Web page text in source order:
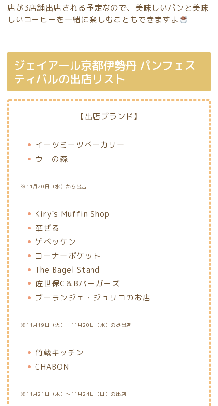
店が3店舗出店される予定なので、美味しいパンと美味
しいコーヒーを一緒に楽しむこともできますよ
ジェイアール京都伊勢丹 パンフェス
ティバルの出店リスト
【出店ブランド】
イーツミーツベーカリー
ウーの森
※11月20日（水）から出店
Kiry’s Muffin Shop
華ぜる
ゲベッケン
コーナーポケット
The Bagel Stand
佐世保C＆Bバーガーズ
ブーランジェ・ジュリコのお店
※11月19日（火）・11月20日（水）のみ出店
竹蔵キッチン
CHABON
※11月21日（木）～11月24日（日）の出店